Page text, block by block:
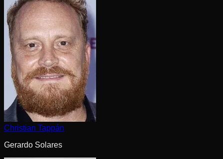
Christian Tappán
Gerardo Solares